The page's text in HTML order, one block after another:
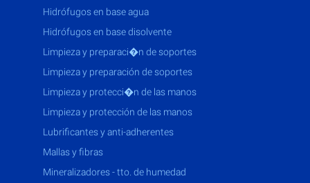
hidrófugos en base agua
hidrófugos en base disolvente
limpieza y preparaci�n de soportes
limpieza y preparación de soportes
limpieza y protecci�n de las manos
limpieza y protección de las manos
lubrificantes y anti-adherentes
mallas y fibras
mineralizadores - tto. de humedad